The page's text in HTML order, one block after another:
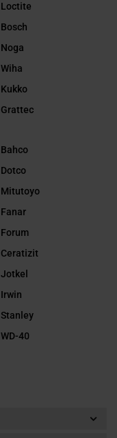
Loctite
Bosch
Noga
Wiha
Kukko
Grattec
Bahco
Dotco
Mitutoyo
Fanar
Forum
Ceratizit
Jotkel
Irwin
Stanley
WD-40